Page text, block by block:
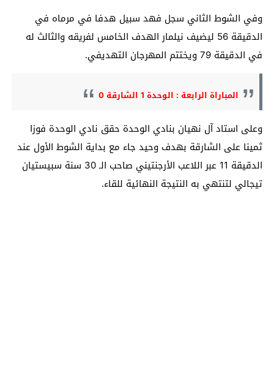
وفي الشوط الثاني سجل فهد سبيل هدفا في مرماه في
الدقيقة 56 ليضيف نيلمار الهدف الخامس لفريقه والثالث له
في الدقيقة 79 ويختتم المهرجان التهديفي.
المباراة الرابعة : الوحدة 1 الشارقة 0
وعلى استاد آل نهيان بنادي الوحدة حقق نادي الوحدة فوزا
ثمينا على الشارقة بهدف وحيد جاء مع بداية الشوط الأول عند
الدقيقة 11 عبر اللاعب الأرجنتيني صاحب الـ 30 سنة سبيستيان
تيجالي لتنتهي به النتيجة النهائية للقاء.